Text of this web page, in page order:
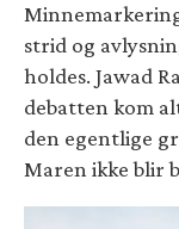
strid og
holdes. Jawad
debatten kom
den egentlige
Maren ikke blir